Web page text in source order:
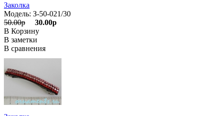
Заколка
Модель: З-50-021/30
50.00р
30.00р
В Корзину
В заметки
В сравнения